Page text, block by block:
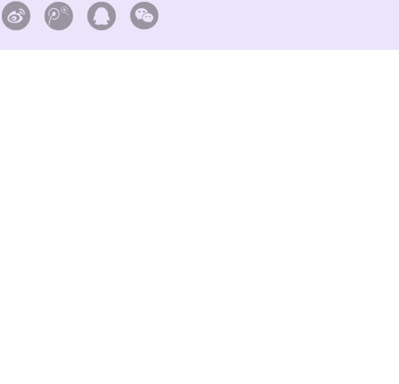
   